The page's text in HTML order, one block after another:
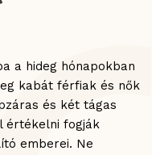
a hideg hónapokban
kabát férfiak és nők
és két tágas
értékelni fogják
emberei. Ne